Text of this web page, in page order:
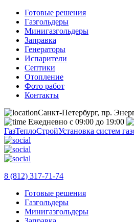
Готовые решения
Газгольдеры
Минигазгольдеры
Заправка
Генераторы
Испарители
Септики
Отопление
Фото работ
Контакты
Санкт-Петербург, пр.
Ежедневно с 09:00 до 19:00
ГазТеплоСтройУстановка систем
8 (812) 317-71-74
Готовые решения
Газгольдеры
Минигазгольдеры